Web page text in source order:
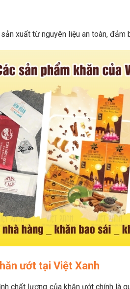
xuất từ nguyên liệu an toàn,
ướt tại Việt Xanh
chất lượng của khăn ướt chính là